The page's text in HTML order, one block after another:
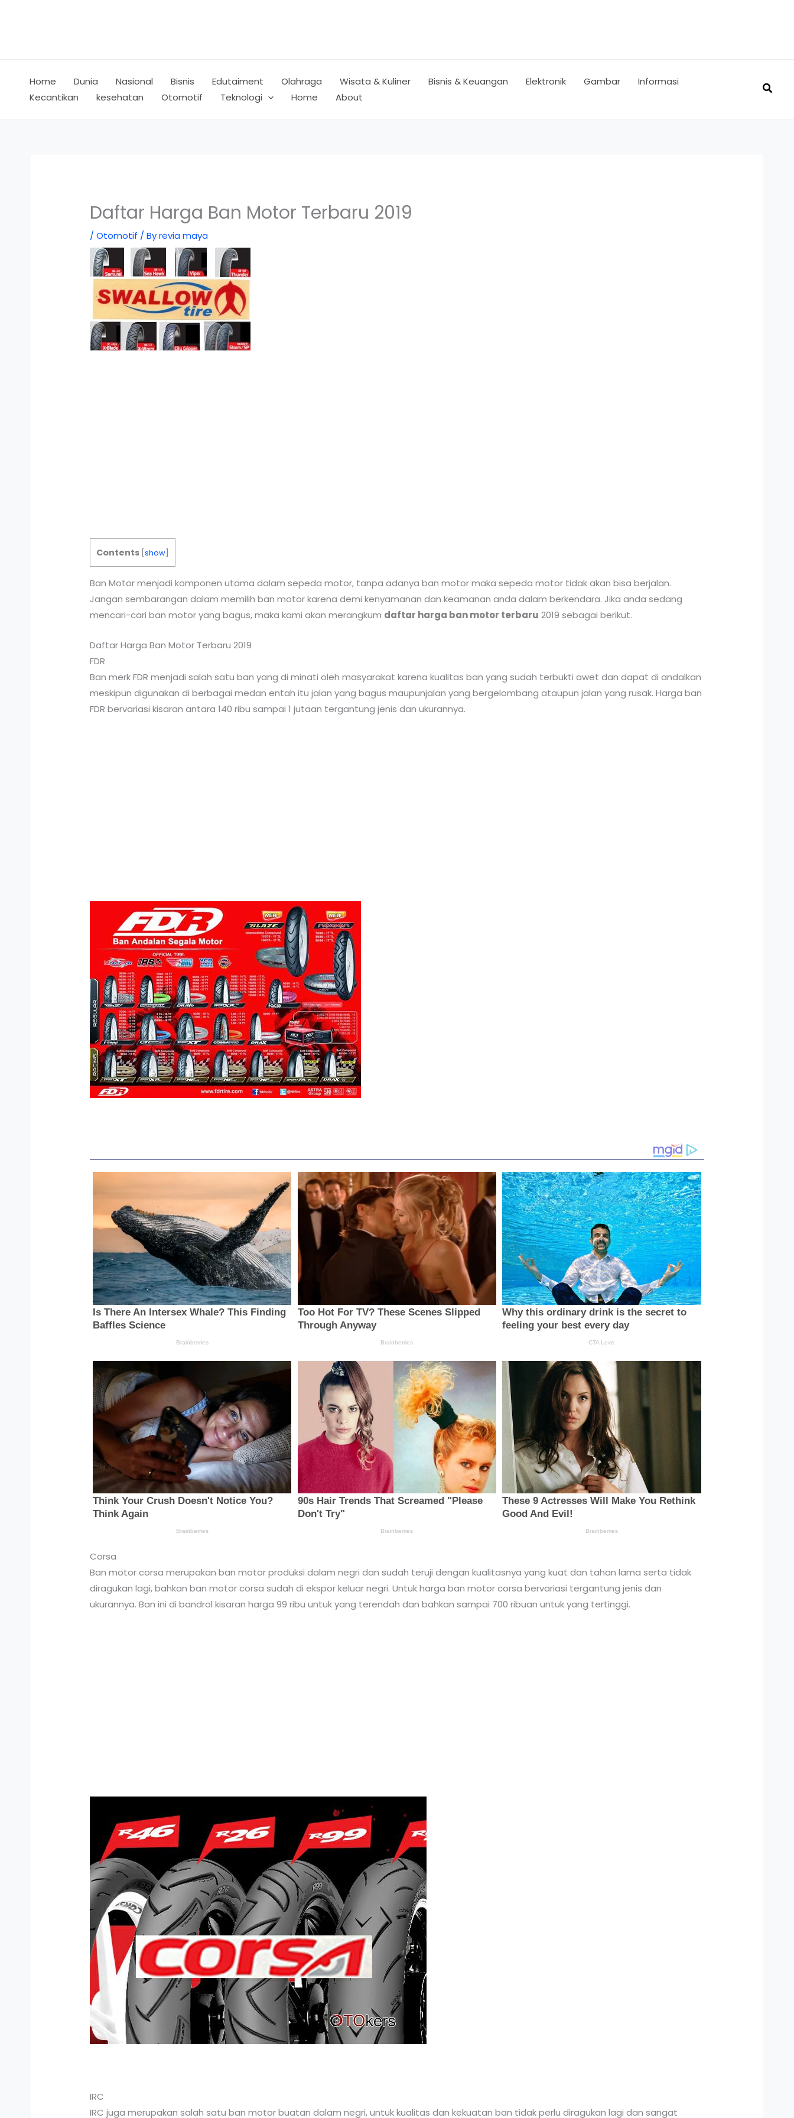
Home Dunia Nasional Bisnis Edutaiment Olahraga Wisata & Kuliner Bisnis & Keuangan Elektronik Gambar
Informasi
Kecantikan
kesehatan Otomotif Teknologi Home About
Daftar Harga Ban Motor Terbaru 2019
/Otomotif / Byrevia maya
Contents [show
Ban Motor menjadi komponen utama dalam sepeda motor, tanpa adanya ban motor maka sepeda motor tidak akan bisa berjalan.
Jangan sembarangan dalam memilih ban motor karena demi kenyamanan dan keamanan anda dalam berkendara. Jika anda sedang
mencari-cari ban motor yang bagus, maka kami akan merangkum daftar harga ban motor terbaru 2019 sebagai berikut.
Daftar Harga Ban Motor Terbaru 2019
FDR
Ban merk FDR menjadi salah satu ban yang di minati oleh masyarakat karena kualitas ban yang sudah terbukti awet dan dapat di andalkan
meskipun digunakan di berbagai medan entah itu jalan yang bagus maupunjalan yang bergelombang ataupun jalan yang rusak. Harga ban
FDR bervariasi kisaran antara 140 ribu sampai 1 jutaan tergantung jenis dan ukurannya.
Corsa
Ban motor corsa merupakan ban motor produksi dalam negri dan sudah teruji dengan kualitasnya yang kuat dan tahan lama serta tidak
diragukan lagi, bahkan ban motor corsa sudah di ekspor keluar negri. Untuk harga ban motor corsa bervariasi tergantung jenis dan
ukurannya. Ban ini di bandrol kisaran harga 99 ribu untuk yang terendah dan bahkan sampai 700 ribuan untuk yang tertinggi.
IRC
IRC juga merupakan salah satu ban motor buatan dalam negri, untuk kualitas dan kekuatan ban tidak perlu diragukan lagi dan sangat